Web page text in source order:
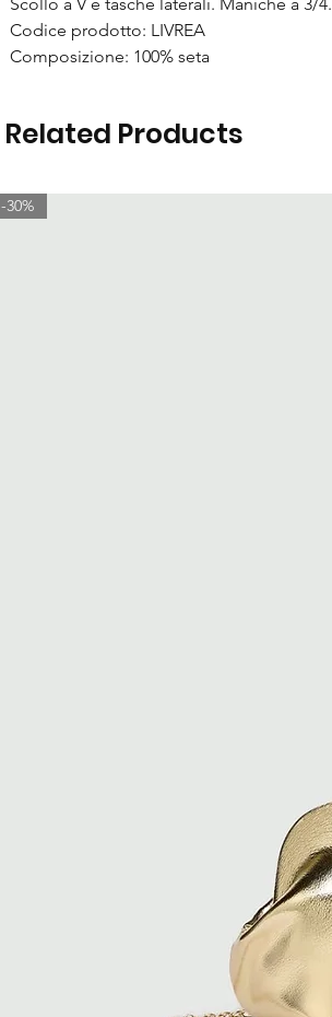
Codice prodotto: LIVREA
Composizione: 100% seta
Related Products
-30%